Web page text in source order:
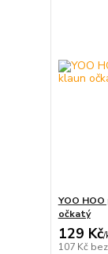
YOO
očkatý
129 Kč/
107 Kč